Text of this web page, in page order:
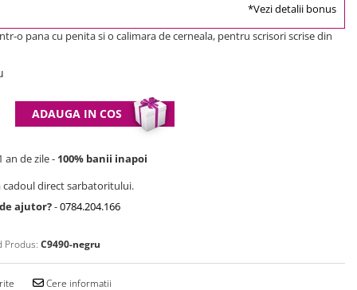
*Vezi detalii bonus
o pana cu penita si o calimara de cerneala, pentru scrisori scrise din
ADAUGA IN COS
an de zile - 100% banii inapoi
cadoul direct sarbatoritului.
ajutor?-0784.204.166
Produs: C9490-negru
Cere informatii